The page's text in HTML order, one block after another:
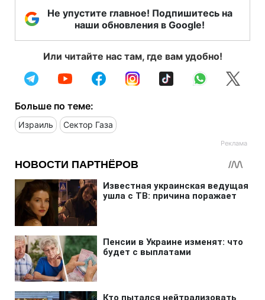
Не упустите главное! Подпишитесь на
наши обновления в Google!
Или читайте нас там, где вам удобно!
Больше по теме:
Израиль Сектор Газа